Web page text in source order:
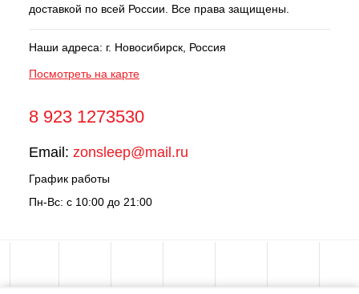
доставкой по всей России. Все права защищены.
Наши адреса: г. Новосибирск, Россия
Посмотреть на карте
8 923 1273530
Email: zonsleep@mail.ru
График работы
Пн-Вс: с 10:00 до 21:00